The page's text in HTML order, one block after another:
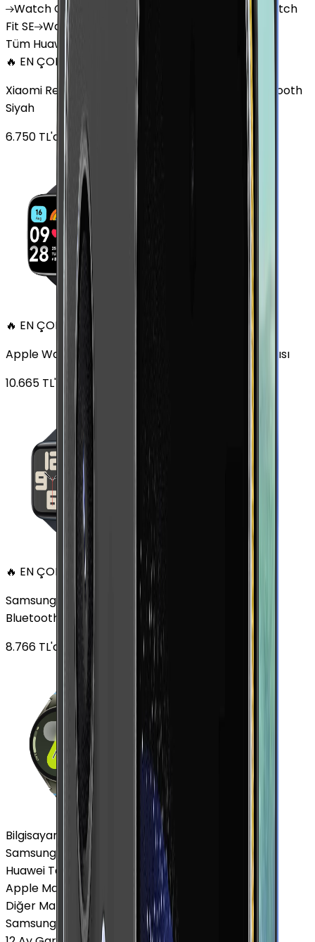
WatchGT 4 GT 5 GT 5 Pro
Watch
Fit SE Watch Watch
Tüm Huawei Watch'lar
🔥 EN ÇOK SATAN
Xiaomi Redmi Watch 3 Active Plastik 47mm Bluetooth
Siyah
6.750 TL'den başlayan fiyatlar
🔥 EN ÇOK SATAN
Apple Watch SE Alüminyum 44mm GPS Gece yarısı
10.665 TL'den başlayan fiyatlar
🔥 EN ÇOK SATAN
Samsung Galaxy Watch 7 Alüminyum 44 mm
Bluetooth Wi-Fi Yeşil
8.766 TL'den başlayan fiyatlar
Bilgisayar / Tablet
Samsung Tablet
Huawei Tablet
Apple Macbook
Diğer Markalar
Samsung Tablet